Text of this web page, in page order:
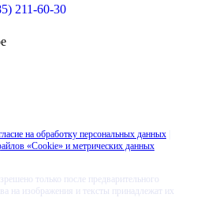
211-60-30
на обработку персональных данных
«Cookie» и метрических данных
только после предварительного
на изображения и тексты принадлежат их